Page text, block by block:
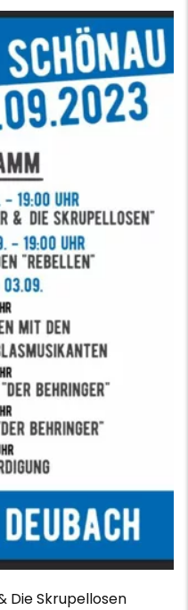
Skrupellosen